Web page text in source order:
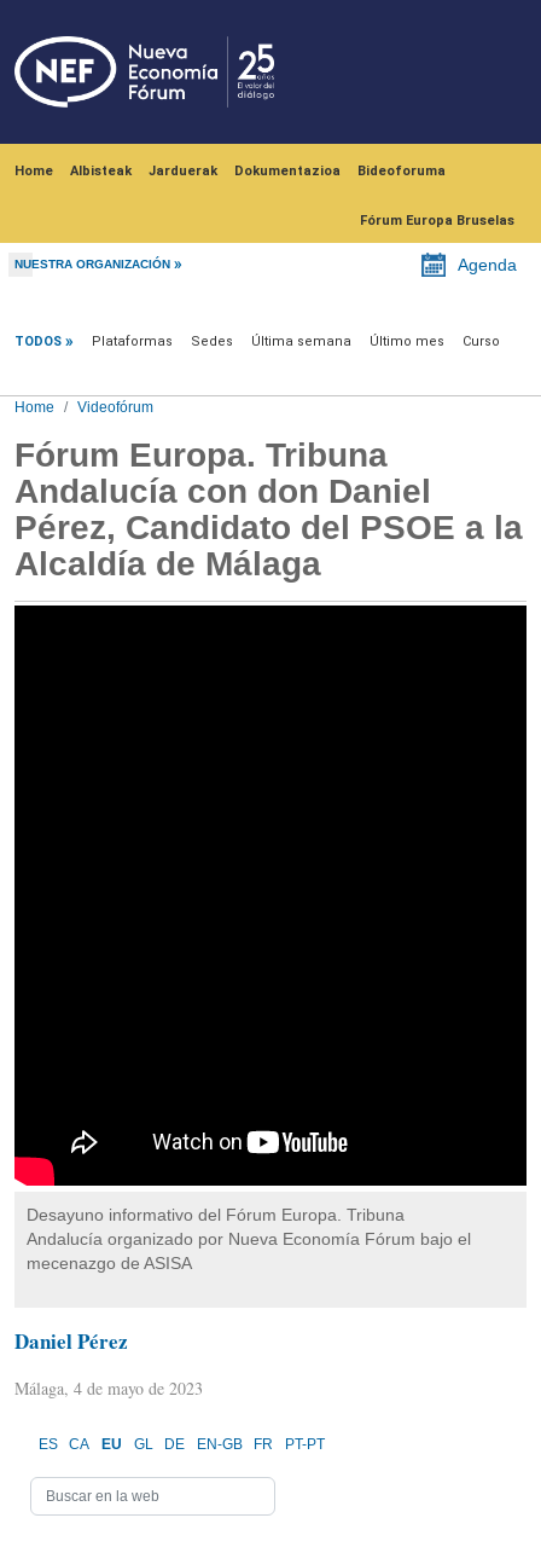
Home Albisteak Jarduerak Dokumentazioa Bideoforuma
Fórum Europa Bruselas
NUESTRA ORGANIZACIÓN Agenda
TODOS Plataformas Sedes Última semana Último mes Curso
Home Videofórum
Fórum Europa. Tribuna
Andalucía con don Daniel
Pérez, Candidato del PSOE a la
Alcaldía de Málaga
Desayuno informativo del Fórum Europa. Tribuna
Andalucía organizado por Nueva Economía Fórum bajo el
mecenazgo de ASISA
Daniel Pérez
Málaga, 4 de mayo de 2023
ES CA EU GL DE EN-GB FR PT-PT